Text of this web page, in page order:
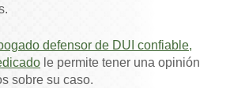
defensor de DUI confiable,
le permite tener una opinión
sobre su caso.